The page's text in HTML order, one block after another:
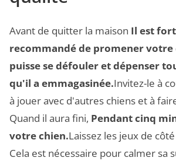
Avant de quitter la maison Il est
recommandé de promener
puisse se défouler et dépenser
qu'il a emmagasinée.Invitez-le à
à jouer avec d'autres chiens et à
Quand il aura fini, Pendant cinq
votre chien.Laissez les jeux de
Cela est nécessaire pour calmer sa